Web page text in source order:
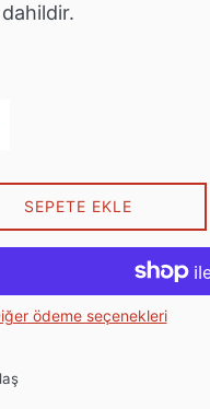
SEPETE EKLE
ödeme seçenekleri
Facebook'ta paylaş